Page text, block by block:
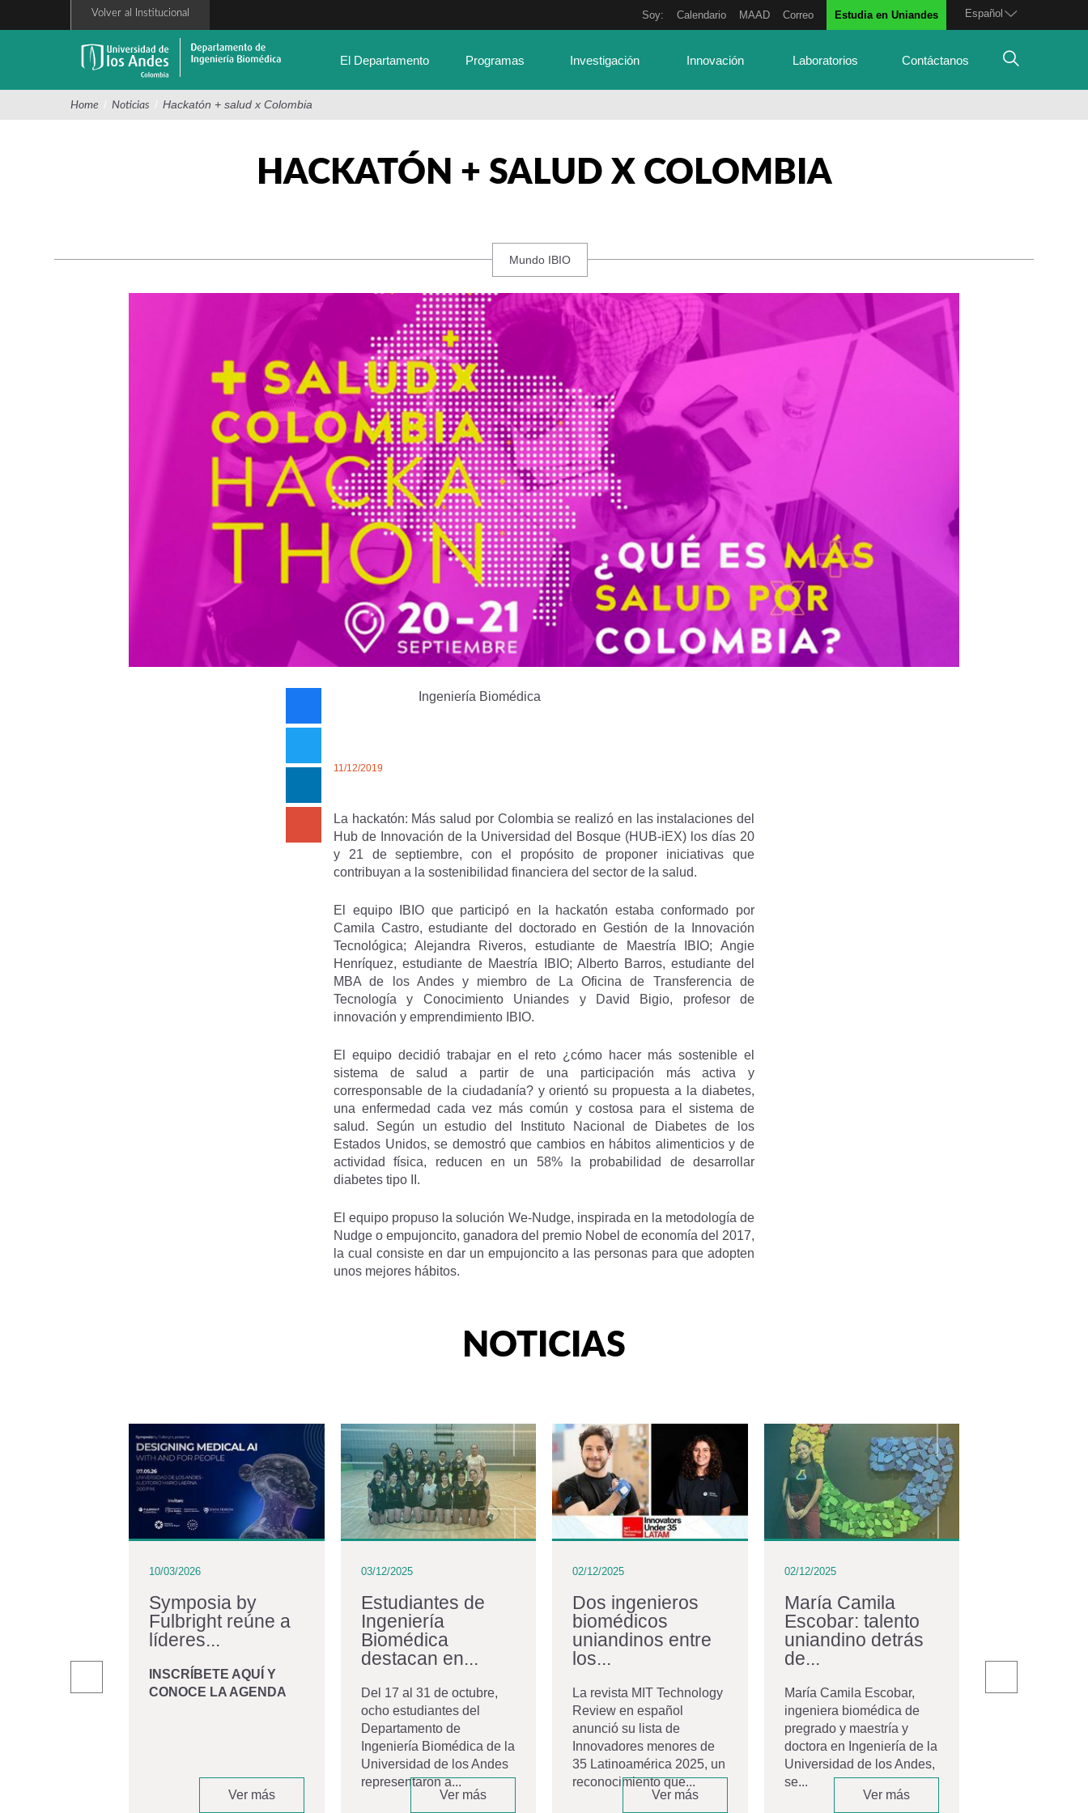
Español
Soy: Calendario MAAD Correo Estudia en Uniandes
Volver al Institucional
El Departamento Programas Investigación Innovación Laboratorios Contáctanos
Home / Noticias / Hackatón + salud x Colombia
HACKATÓN + SALUD X COLOMBIA
Mundo IBIO
Ingeniería Biomédica
11/12/2019
La hackatón: Más salud por Colombia se realizó en las instalaciones del
Hub de Innovación de la Universidad del Bosque (HUB-iEX) los días 20
y 21 de septiembre, con el propósito de proponer iniciativas que
contribuyan a la sostenibilidad financiera del sector de la salud.
El equipo IBIO que participó en la hackatón estaba conformado por
Camila Castro, estudiante del doctorado en Gestión de la Innovación
Tecnológica; Alejandra Riveros, estudiante de Maestría IBIO; Angie
Henríquez, estudiante de Maestría IBIO; Alberto Barros, estudiante del
MBA de los Andes y miembro de La Oficina de Transferencia de
Tecnología y Conocimiento Uniandes y David Bigio, profesor de
innovación y emprendimiento IBIO.
El equipo decidió trabajar en el reto ¿cómo hacer más sostenible el
sistema de salud a partir de una participación más activa y
corresponsable de la ciudadanía? y orientó su propuesta a la diabetes,
una enfermedad cada vez más común y costosa para el sistema de
salud. Según un estudio del Instituto Nacional de Diabetes de los
Estados Unidos, se demostró que cambios en hábitos alimenticios y de
actividad física, reducen en un 58% la probabilidad de desarrollar
diabetes tipo II.
El equipo propuso la solución We-Nudge, inspirada en la metodología de
Nudge o empujoncito, ganadora del premio Nobel de economía del 2017,
la cual consiste en dar un empujoncito a las personas para que adopten
unos mejores hábitos.
NOTICIAS
Giraldo
10/03/2026
Symposia by
Fulbright reúne a
líderes...
INSCRÍBETE AQUÍ Y
CONOCE LA AGENDA
Ver más
03/12/2025
Estudiantes de
Ingeniería
Biomédica
destacan en...
Del 17 al 31 de octubre,
ocho estudiantes del
Departamento de
Ingeniería Biomédica de la
Universidad de los Andes
representaron a...
Ver más
02/12/2025
Dos ingenieros
biomédicos
uniandinos entre
los...
La revista MIT Technology
Review en español
anunció su lista de
Innovadores menores de
35 Latinoamérica 2025, un
reconocimiento que...
Ver más
02/12/2025
María Camila
Escobar: talento
uniandino detrás
de...
María Camila Escobar,
ingeniera biomédica de
pregrado y maestría y
doctora en Ingeniería de la
Universidad de los Andes,
se...
Ver más
la Universidad